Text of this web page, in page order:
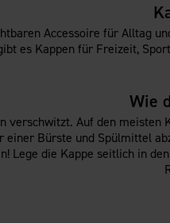
Accessoire für Alltag
es Kappen für Freizeit,
Wie
verschwitzt. Auf den
Bürste und Spülmittel
Lege die Kappe seitlich in